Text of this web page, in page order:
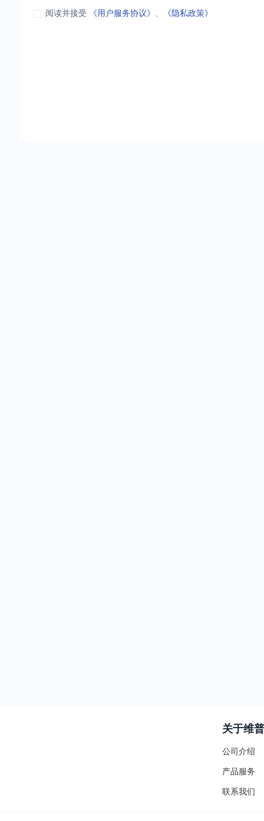
阅读并接受 《用户服务协议》 、 《隐私政策》
关于维普
公司介绍
产品服务
联系我们